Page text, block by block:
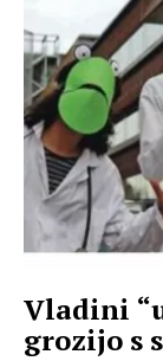
Vladini
grozijo s